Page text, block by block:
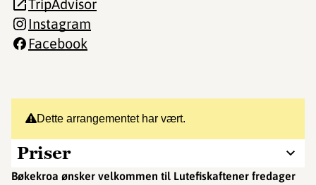
Dette arrangementet har vært.
Priser
Bøkekroa ønsker velkommen til Lutefiskaftener fredager
TripAdvisor
Instagram
Facebook